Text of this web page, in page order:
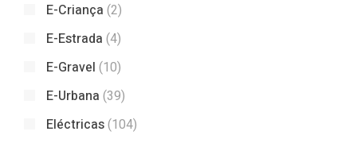
E-Criança (2)
E-Estrada (4)
E-Gravel (10)
E-Urbana (39)
Eléctricas(104)